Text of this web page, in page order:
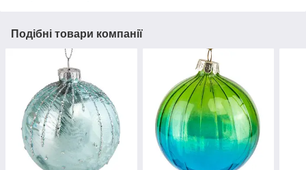
Подібні товари компанії